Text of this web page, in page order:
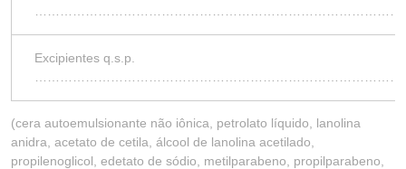
Excipientes q.s.p.
(cera autoemulsionante não iônica, petrolato líquido, lanolina
anidra, acetato de cetila, álcool de lanolina acetilado,
propilenoglicol, edetato de sódio, metilparabeno, propilparabeno,